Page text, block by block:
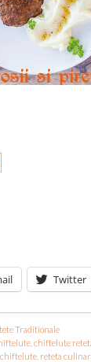
Twitter
Traditionale
,chiftelute
chiftelute reteta